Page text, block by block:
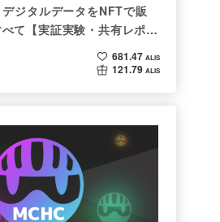
ジタルデータをNFTで販
て【実証実験・共有レポー
681.47 ALIS
121.79 ALIS